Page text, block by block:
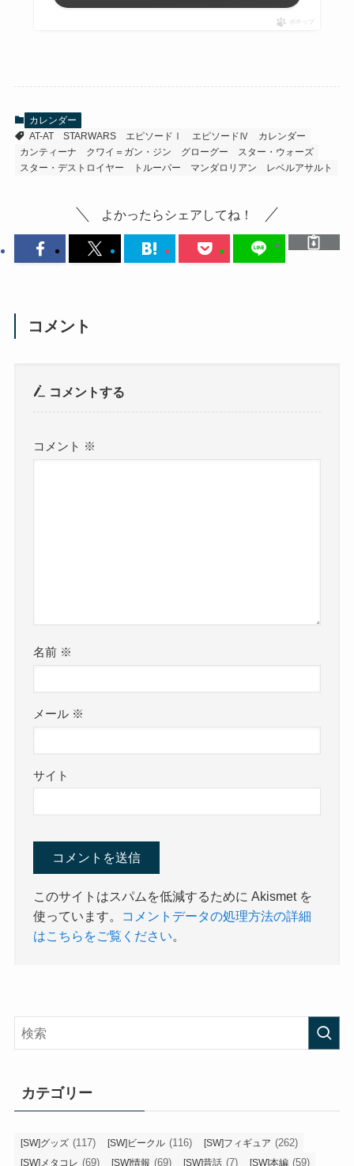
ポチップ
カレンダー
AT-AT
STARWARS エピソードⅠ エピソードⅣ
カレンダー
カンティーナ
クワイ＝ガン・ジン グローグー
スター・ウォーズ
スター・デストロイヤー
トルーパー マンダロリアン レベルアサルト
よかったらシェアしてね！
コメント
コメントする
コメント ※
名前 ※
メール ※
サイト
このサイトはスパムを低減するために Akismet を
使っています。
コメントデータの処理方法の詳細
はこちらをご覧ください。
カテゴリー
[SW]グッズ (117) [SW]ビークル (116) [SW]フィギュア (262)
[SW]メタコレ (69) [SW]情報 (69) [SW]昔話 (7) [SW]本編 (59)